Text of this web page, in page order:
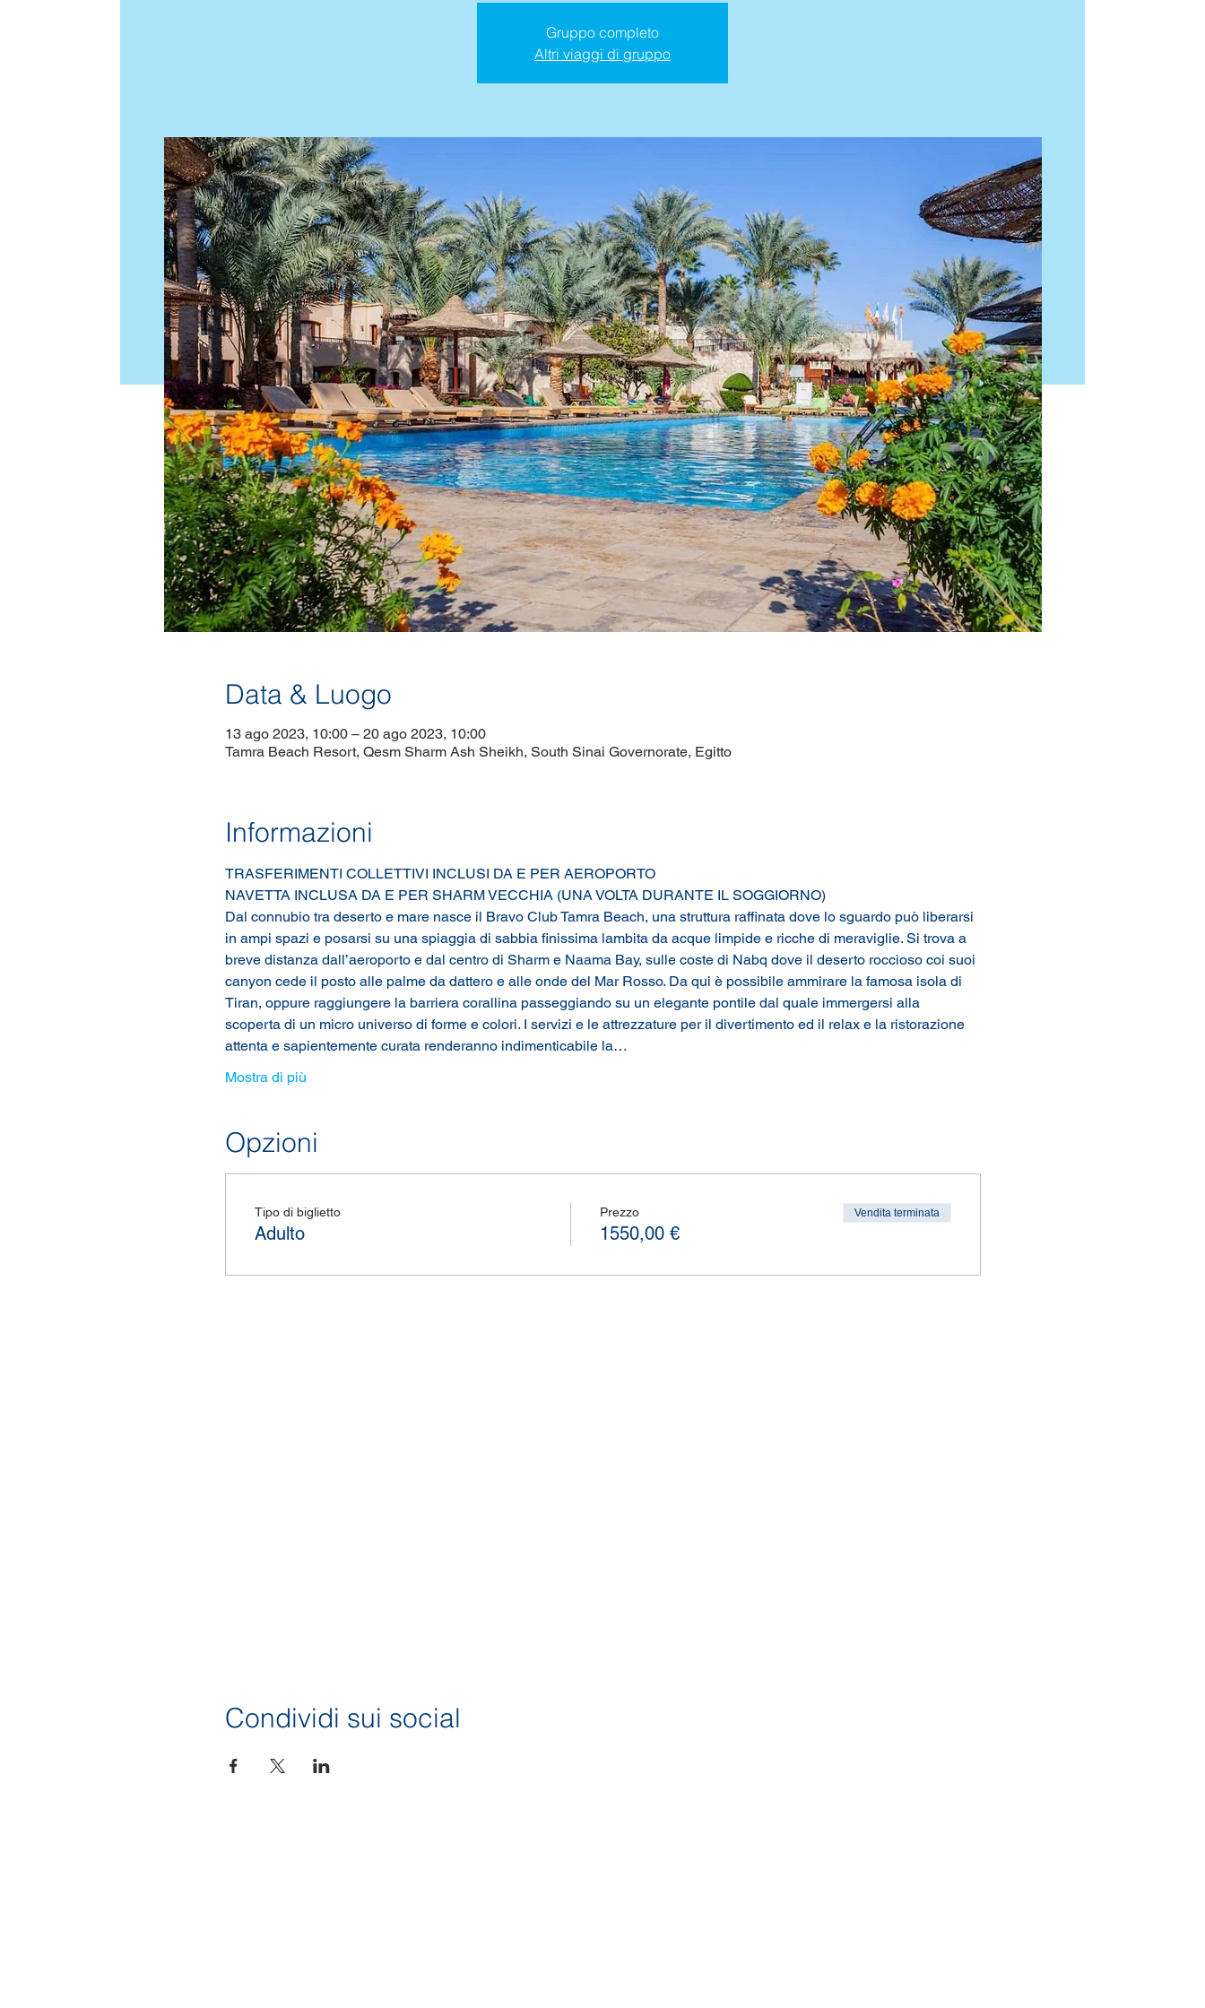
Gruppo completo
Altri viaggi di gruppo
Data & Luogo
13 ago 2023, 10:00 – 20 ago 2023, 10:00
Tamra Beach Resort, Qesm Sharm Ash Sheikh, South Sinai Governorate, Egitto
Informazioni
TRASFERIMENTI COLLETTIVI INCLUSI DA E PER AEROPORTO
NAVETTA INCLUSA DA E PER SHARM VECCHIA (UNA VOLTA DURANTE IL SOGGIORNO)
Dal connubio tra deserto e mare nasce il Bravo Club Tamra Beach, una struttura raffinata dove lo sguardo può liberarsi
in ampi spazi e posarsi su una spiaggia di sabbia finissima lambita da acque limpide e ricche di meraviglie. Si trova a
breve distanza dall’aeroporto e dal centro di Sharm e Naama Bay, sulle coste di Nabq dove il deserto roccioso coi suoi
canyon cede il posto alle palme da dattero e alle onde del Mar Rosso. Da qui è possibile ammirare la famosa isola di
Tiran, oppure raggiungere la barriera corallina passeggiando su un elegante pontile dal quale immergersi alla
scoperta di un micro universo di forme e colori. I servizi e le attrezzature per il divertimento ed il relax e la ristorazione
attenta e sapientemente curata renderanno indimenticabile la…
Mostra di più
Opzioni
Tipo di biglietto
Adulto
Prezzo
1550,00 €
Vendita terminata
Condividi sui social